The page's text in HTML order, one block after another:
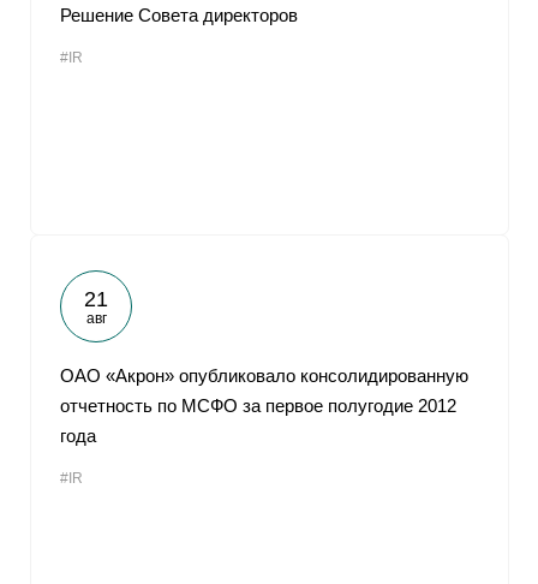
Решение Совета директоров
#IR
21
авг
ОАО «Акрон» опубликовало консолидированную
отчетность по МСФО за первое полугодие 2012
года
#IR